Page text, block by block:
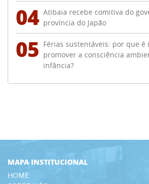
04 Atibaia recebe comitiva do
província do Japão
05 Férias sustentáveis: por que
promover a consciência
infância?
MAPA INSTITUCIONAL
HOME